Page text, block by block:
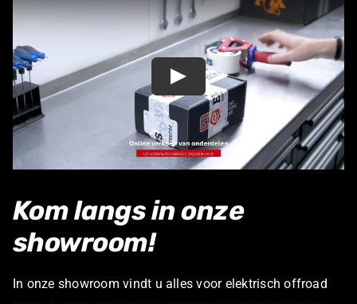
Kom langs in onze
showroom!
In onze showroom vindt u alles voor elektrisch offroad